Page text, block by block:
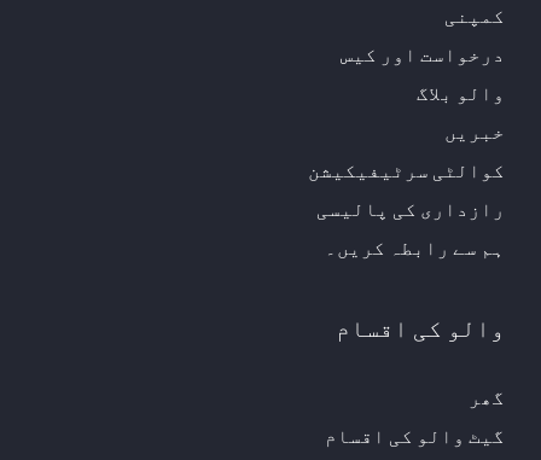
کمپنی
درخواست اور کیس
والو بلاگ
خبریں
کوالٹی سرٹیفیکیشن
رازداری کی پالیسی
ہم سے رابطہ کریں۔
والو کی اقسام
گھر
گیٹ والو کی اقسام